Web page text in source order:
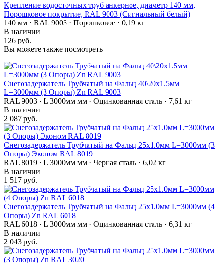
Крепление водосточных труб анкерное, диаметр 140 мм,
Порошковое покрытие, RAL 9003 (Сигнальный белый)
140 мм · RAL 9003 · Порошковое · 0,19 кг
В наличии
126 руб.
Вы можете также посмотреть
Снегозадержатель Трубчатый на Фальц 40\20х1.5мм
L=3000мм (3 Опоры) Zn RAL 9003
RAL 9003 · L 3000мм мм · Оцинкованная сталь · 7,61 кг
В наличии
2 087 руб.
Снегозадержатель Трубчатый на Фальц 25х1.0мм L=3000мм (3
Опоры) Эконом RAL 8019
RAL 8019 · L 3000мм мм · Черная сталь · 6,02 кг
В наличии
1 517 руб.
Снегозадержатель Трубчатый на Фальц 25х1.0мм L=3000мм (4
Опоры) Zn RAL 6018
RAL 6018 · L 3000мм мм · Оцинкованная сталь · 6,31 кг
В наличии
2 043 руб.